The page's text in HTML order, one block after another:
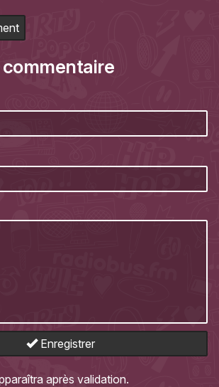
Enregistrer
après validation.